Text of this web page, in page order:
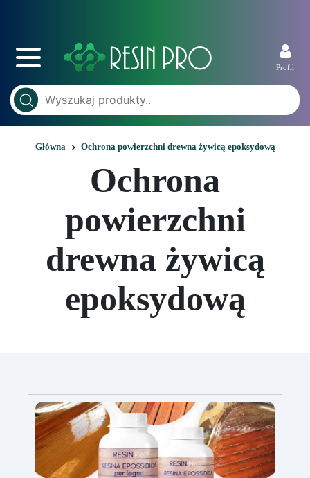
Profil
Główna Ochrona powierzchni drewna żywicą epoksydową
Ochrona
powierzchni
drewna żywicą
epoksydową